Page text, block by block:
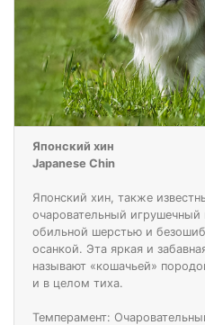
Японский хин
Japanese Chin
Японский хин, также
очаровательный
обильной шерстью и
осанкой. Эта яркая и
называют «кошачьей»
и в целом тиха.
Темперамент: